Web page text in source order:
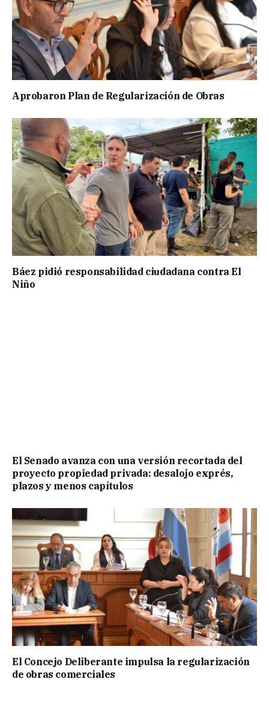
Aprobaron Plan de Regularización de Obras
Báez pidió responsabilidad ciudadana contra El
Niño
El Senado avanza con una versión recortada del
proyecto propiedad privada: desalojo exprés,
plazos y menos capítulos
El Concejo Deliberante impulsa la regularización
de obras comerciales